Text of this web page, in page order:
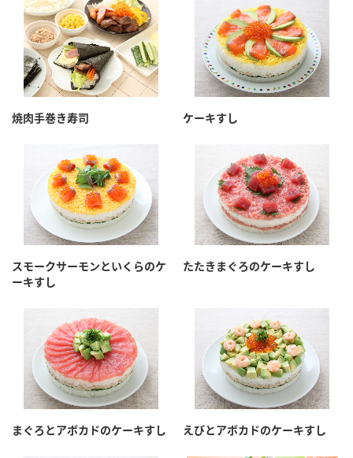
焼肉手巻き寿司 ケーキすし
スモークサーモンといくらのケ
ーキすし
たたきまぐろのケーキすし
まぐろとアボカドのケーキすし えびとアボカドのケーキすし